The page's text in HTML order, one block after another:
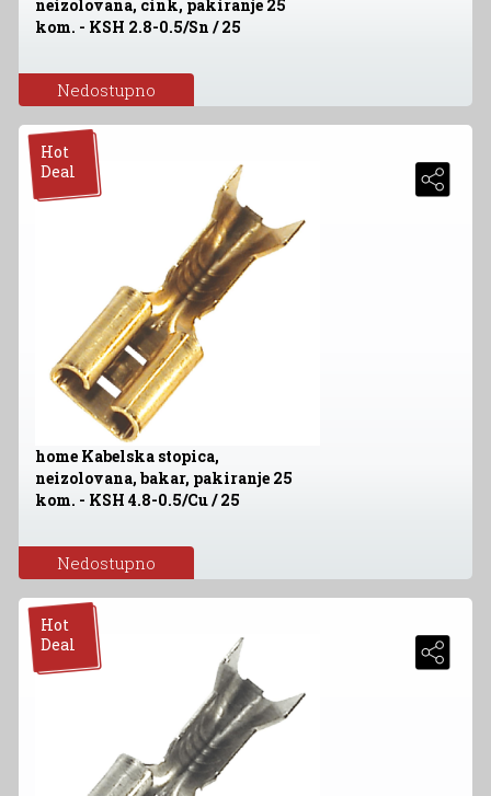
neizolovana, cink, pakiranje 25
kom. - KSH 2.8-0.5/Sn / 25
Nedostupno
Hot
Deal
home Kabelska stopica,
neizolovana, bakar, pakiranje 25
kom. - KSH 4.8-0.5/Cu / 25
Nedostupno
Hot
Deal